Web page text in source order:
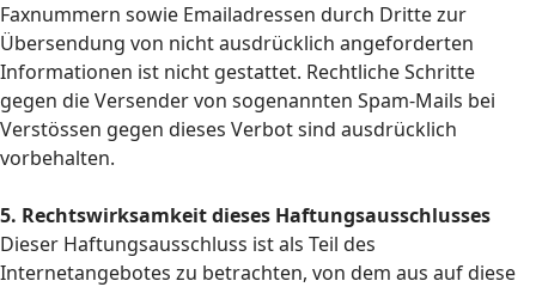
Faxnummern sowie Emailadressen durch Dritte zur
Übersendung von nicht ausdrücklich angeforderten
Informationen ist nicht gestattet. Rechtliche Schritte
gegen die Versender von sogenannten Spam-Mails bei
Verstössen gegen dieses Verbot sind ausdrücklich
vorbehalten.
5. Rechtswirksamkeit dieses Haftungsausschlusses
Dieser Haftungsausschluss ist als Teil des
Internetangebotes zu betrachten, von dem aus auf diese